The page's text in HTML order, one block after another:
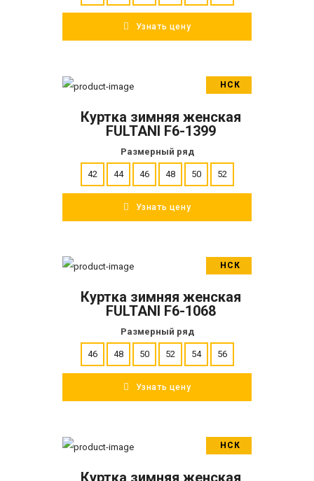
Узнать цену
НСК
ПОДРОБНЕЕ
Куртка зимняя женская
FULTANI F6-1399
Размерный ряд
42 44 46 48 50 52
Узнать цену
НСК
ПОДРОБНЕЕ
Куртка зимняя женская
FULTANI F6-1068
Размерный ряд
46 48 50 52 54 56
Узнать цену
НСК
ПОДРОБНЕЕ
Куртка зимняя женская